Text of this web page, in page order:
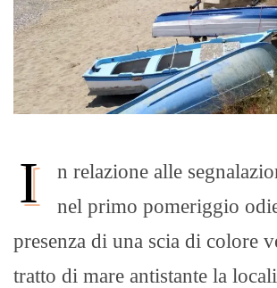
I
n relazione alle
nel primo pomeriggio
presenza di una scia di colore
tratto di mare antistante la